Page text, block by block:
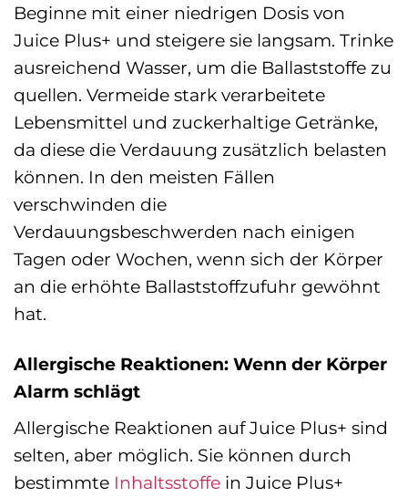
Beginne mit einer niedrigen Dosis von
Juice Plus+ und steigere sie langsam. Trinke
ausreichend Wasser, um die Ballaststoffe zu
quellen. Vermeide stark verarbeitete
Lebensmittel und zuckerhaltige Getränke,
da diese die Verdauung zusätzlich belasten
können. In den meisten Fällen
verschwinden die
Verdauungsbeschwerden nach einigen
Tagen oder Wochen, wenn sich der Körper
an die erhöhte Ballaststoffzufuhr gewöhnt
hat.
Allergische Reaktionen: Wenn der Körper
Alarm schlägt
Allergische Reaktionen auf Juice Plus+ sind
selten, aber möglich. Sie können durch
bestimmte Inhaltsstoffe in Juice Plus+